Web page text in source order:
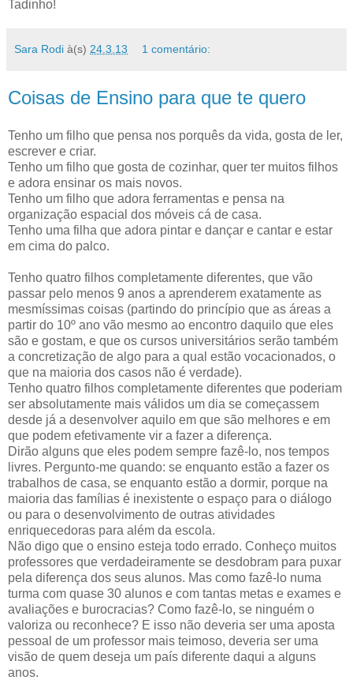
Tadinho!
Sara Rodi à(s) 24.3.13 1 comentário:
Coisas de Ensino para que te quero
Tenho um filho que pensa nos porquês da vida, gosta de ler,
escrever e criar.
Tenho um filho que gosta de cozinhar, quer ter muitos filhos
e adora ensinar os mais novos.
Tenho um filho que adora ferramentas e pensa na
organização espacial dos móveis cá de casa.
Tenho uma filha que adora pintar e dançar e cantar e estar
em cima do palco.
Tenho quatro filhos completamente diferentes, que vão
passar pelo menos 9 anos a aprenderem exatamente as
mesmíssimas coisas (partindo do princípio que as áreas a
partir do 10º ano vão mesmo ao encontro daquilo que eles
são e gostam, e que os cursos universitários serão também
a concretização de algo para a qual estão vocacionados, o
que na maioria dos casos não é verdade).
Tenho quatro filhos completamente diferentes que poderiam
ser absolutamente mais válidos um dia se começassem
desde já a desenvolver aquilo em que são melhores e em
que podem efetivamente vir a fazer a diferença.
Dirão alguns que eles podem sempre fazê-lo, nos tempos
livres. Pergunto-me quando: se enquanto estão a fazer os
trabalhos de casa, se enquanto estão a dormir, porque na
maioria das famílias é inexistente o espaço para o diálogo
ou para o desenvolvimento de outras atividades
enriquecedoras para além da escola.
Não digo que o ensino esteja todo errado. Conheço muitos
professores que verdadeiramente se desdobram para puxar
pela diferença dos seus alunos. Mas como fazê-lo numa
turma com quase 30 alunos e com tantas metas e exames e
avaliações e burocracias? Como fazê-lo, se ninguém o
valoriza ou reconhece? E isso não deveria ser uma aposta
pessoal de um professor mais teimoso, deveria ser uma
visão de quem deseja um país diferente daqui a alguns
anos.